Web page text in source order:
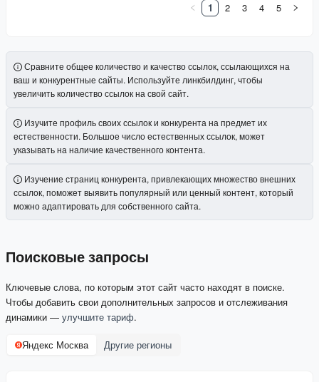
1 2 3 4 5
Сравните общее количество и качество ссылок, ссылающихся на
ваш и конкурентные сайты. Используйте линкбилдинг, чтобы
увеличить количество ссылок на свой сайт.
Изучите профиль своих ссылок и конкурента на предмет их
естественности. Большое число естественных ссылок, может
указывать на наличие качественного контента.
Изучение страниц конкурента, привлекающих множество внешних
ссылок, поможет выявить популярный или ценный контент, который
можно адаптировать для собственного сайта.
Поисковые запросы
Ключевые слова, по которым этот сайт часто находят в поиске.
Чтобы добавить свои дополнительных запросов и отслеживания
динамики — улучшите тариф.
Яндекс Москва Другие регионы